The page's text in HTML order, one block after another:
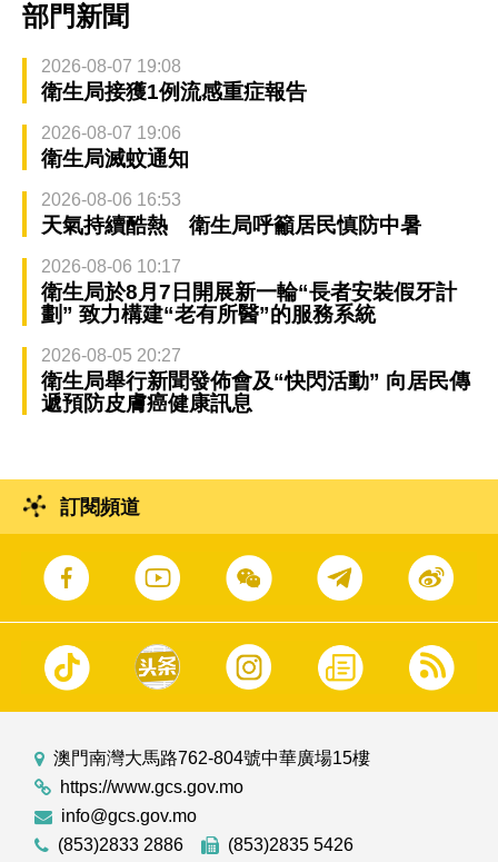
部門新聞
2026-08-07 19:08
衛生局接獲1例流感重症報告
2026-08-07 19:06
衛生局滅蚊通知
2026-08-06 16:53
天氣持續酷熱 衛生局呼籲居民慎防中暑
2026-08-06 10:17
衛生局於8月7日開展新一輪“長者安裝假牙計
劃” 致力構建“老有所醫”的服務系統
2026-08-05 20:27
衛生局舉行新聞發佈會及“快閃活動” 向居民傳
遞預防皮膚癌健康訊息
訂閱頻道
澳門南灣大馬路762-804號中華廣場15樓
https://www.gcs.gov.mo
info@gcs.gov.mo
(853)2833 2886
(853)2835 5426